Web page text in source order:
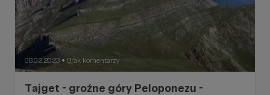
08.02.2023 ● Brak komentarzy
Tajget - groźne góry Peloponezu -